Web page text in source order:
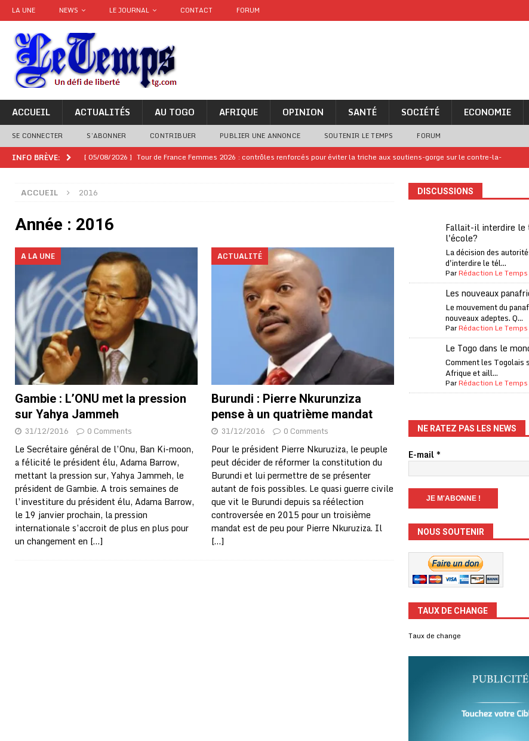
LA UNE NEWS LE JOURNAL CONTACT FORUM
ACCUEIL ACTUALITÉS AU TOGO AFRIQUE OPINION SANTÉ SOCIÉTÉ ECONOMIE
SE CONNECTER S’ABONNER CONTRIBUER PUBLIER UNE ANNONCE SOUTENIR LE TEMPS FORUM
INFO BRÈVE: [ 05/08/2026 ] Tour de France Femmes 2026 : contrôles renforcés pour éviter la triche aux soutiens-gorge sur le contre-la-
[ 05/08/2026 ]
Côte d’Ivoire : le PDCI de Tidjane Thiam confirme sa présence à la fête nationale
A LA UNE
[ 02/08/2026 ]
Une factrice arrêtée après avoir volé un billet de loterie gagnant que son propriétaire avait envoyé à un proche
GENRE
[ 02/08/2026 ]
Distribution des moustiquaires : La zone Oti-Sud enregistre 99% de couverture
A LA UNE
[ 02/08/2026 ] La Confédération Africaine de Football (CAF) à contre-courant
[ 01/08/2026 ] Quatre candidats à la succession d’Infantino à la tête de la FIFA
[ 01/08/2026 ]
Bénin : Romuald Wadagni reçoit le milliardaire Aliko Dangote
[ 31/07/2026 ]
Niger : le FMI débloque une bouffée d’oxygène financière
ECONOMIE
[ 31/07/2026 ]
Franco Baresi, légendaire défenseur de l’Italie et de l’AC Milan, est mort à 66 ans
A LA UNE
[ 31/07/2026 ] Benjamin Mendy a vendu aux enchères son trophée de la Coupe du monde
[ 31/07/2026 ]
Bénin : les membres du Sénat installés
A LA UNE
BUSINESS
[ 30/07/2026 ] Mali : au moins 19 soldats exécutés, Amnesty International exige une enquête
[ 05/08/2026 ] Hervé Renard devient sélectionneur des Eléphants de Côte d’Ivoire
ACCUEIL 2016
Année : 2016
A LA UNE
Gambie : L’ONU met la pression
sur Yahya Jammeh
31/12/2016 0 Comments
Le Secrétaire général de l’Onu, Ban Ki-moon,
a félicité le président élu, Adama Barrow,
mettant la pression sur, Yahya Jammeh, le
président de Gambie. A trois semaines de
l’investiture du président élu, Adama Barrow,
le 19 janvier prochain, la pression
internationale s’accroit de plus en plus pour
un changement en […]
ACTUALITÉ
Burundi : Pierre Nkurunziza
pense à un quatrième mandat
31/12/2016 0 Comments
Pour le président Pierre Nkuruziza, le peuple
peut décider de réformer la constitution du
Burundi et lui permettre de se présenter
autant de fois possibles. Le quasi guerre civile
que vit le Burundi depuis sa réélection
controversée en 2015 pour un troisième
mandat est de peu pour Pierre Nkuruziza. Il
[…]
DISCUSSIONS
Fallait-il interdire le
l'école?
La décision des
d'interdire le tél...
ParRédaction Le Temps
Les nouveaux
Le mouvement du
nouveaux adeptes. Q...
ParRédaction Le Temps
Le Togo dans le
Comment les Togolais
Afrique et aill...
ParRédaction Le Temps
NE RATEZ PAS LES NEWS
E-mail*
NOUS SOUTENIR
TAUX DE CHANGE
Taux de change